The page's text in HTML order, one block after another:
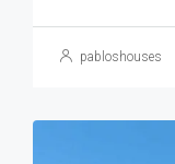
pabloshouses